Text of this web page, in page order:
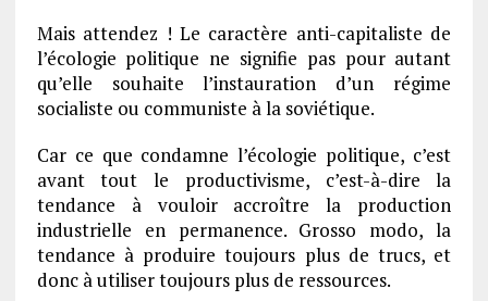
Mais attendez ! Le caractère anti-capitaliste de
l’écologie politique ne signifie pas pour autant
qu’elle souhaite l’instauration d’un régime
socialiste ou communiste à la soviétique.
Car ce que condamne l’écologie politique, c’est
avant tout le productivisme, c’est-à-dire la
tendance à vouloir accroître la production
industrielle en permanence. Grosso modo, la
tendance à produire toujours plus de trucs, et
donc à utiliser toujours plus de ressources.